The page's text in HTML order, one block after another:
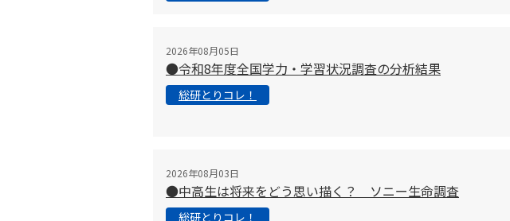
2026年08月05日
●令和8年度全国学力・学習状況調査の分析結果
総研とりコレ！
2026年08月03日
●中高生は将来をどう思い描く？ ソニー生命調査
総研とりコレ！